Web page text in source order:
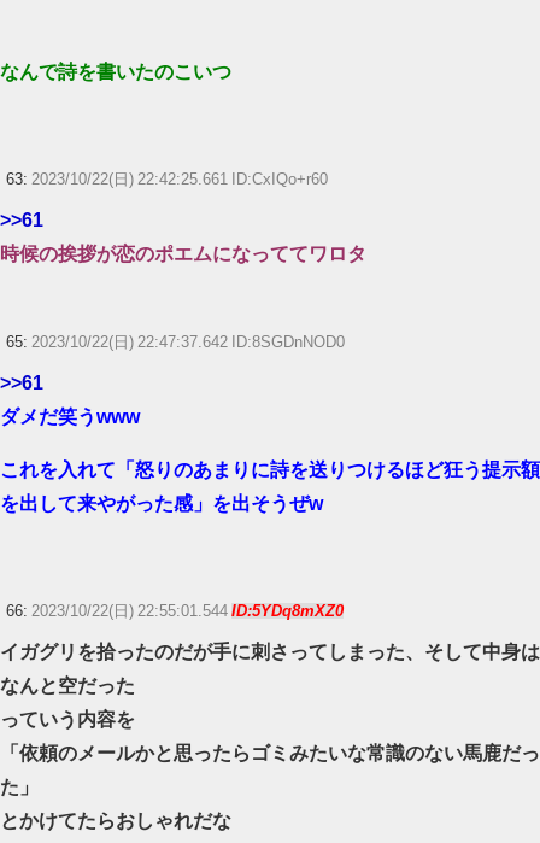
なんで詩を書いたのこいつ
63: 2023/10/22(日) 22:42:25.661 ID:CxIQo+r60
>>61
時候の挨拶が恋のポエムになっててワロタ
65: 2023/10/22(日) 22:47:37.642 ID:8SGDnNOD0
>>61
ダメだ笑うwww
これを入れて「怒りのあまりに詩を送りつけるほど狂う提示額
を出して来やがった感」を出そうぜw
66: 2023/10/22(日) 22:55:01.544 ID:5YDq8mXZ0
イガグリを拾ったのだが手に刺さってしまった、そして中身は
なんと空だった
っていう内容を
「依頼のメールかと思ったらゴミみたいな常識のない馬鹿だっ
た」
とかけてたらおしゃれだな